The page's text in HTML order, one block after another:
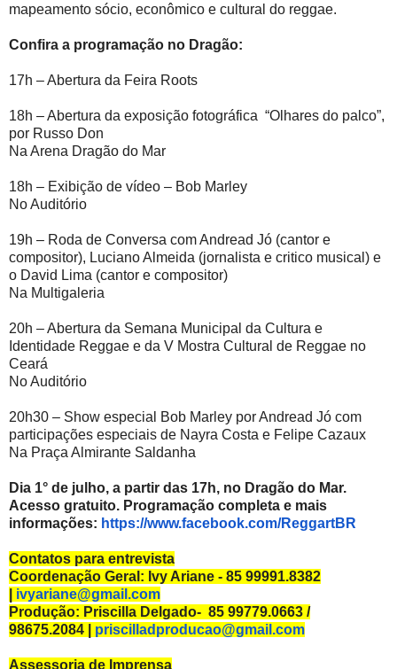
mapeamento sócio, econômico e cultural do reggae.
Confira a programação no Dragão:
17h – Abertura da Feira Roots
18h – Abertura da exposição fotográfica “Olhares do palco”,
por Russo Don
Na Arena Dragão do Mar
18h – Exibição de vídeo – Bob Marley
No Auditório
19h – Roda de Conversa com Andread Jó (cantor e
compositor), Luciano Almeida (jornalista e critico musical) e
o David Lima (cantor e compositor)
Na Multigaleria
20h – Abertura da Semana Municipal da Cultura e
Identidade Reggae e da V Mostra Cultural de Reggae no
Ceará
No Auditório
20h30 – Show especial Bob Marley por Andread Jó com
participações especiais de Nayra Costa e Felipe Cazaux
Na Praça Almirante Saldanha
Dia 1° de julho, a partir das 17h, no Dragão do Mar.
Acesso gratuito. Programação completa e mais
informações: https://www.facebook.com/ReggartBR
Contatos para entrevista
Coordenação Geral: Ivy Ariane - 85 99991.8382
ivyariane@gmail.com
Produção: Priscilla Delgado- 85 99779.0663 /
98675.2084 | priscilladproducao@gmail.com
Assessoria de Imprensa